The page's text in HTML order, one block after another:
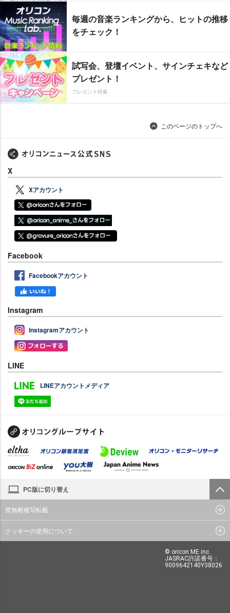
毎週の音楽ランキングから、ヒットの推移
をチェック！
試写会、登壇イベント、サインチェキなど
プレゼント！
プレゼント特集
このページのトップへ
X
Xアカウント
Facebook
Facebookアカウント
Instagram
Instagramアカウント
LINE
LINEアカウントメディア
PC版に切り替え
禁無断複写転載
クッキーの使用について
© oricon ME inc.
JASRAC許諾番号：
9009642140Y38026